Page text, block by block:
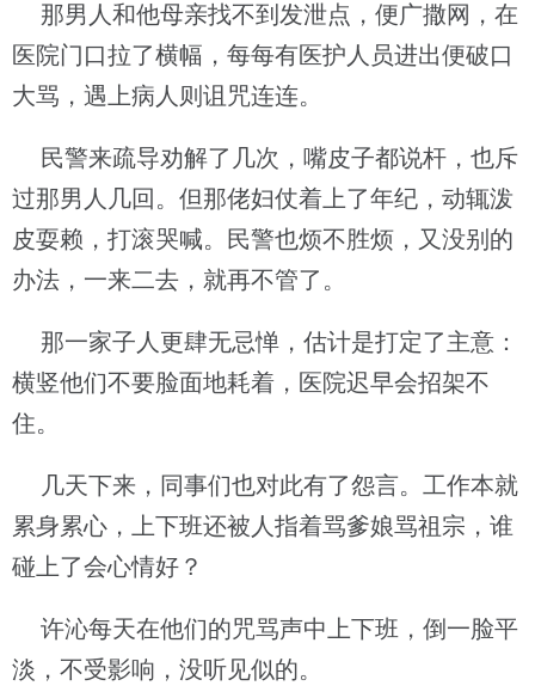
那男人和他母亲找不到发泄点，便广撒网，在
医院门口拉了横幅，每每有医护人员进出便破口
大骂，遇上病人则诅咒连连。
民警来疏导劝解了几次，嘴皮子都说杆，也斥
过那男人几回。但那佬妇仗着上了年纪，动辄泼
皮耍赖，打滚哭喊。民警也烦不胜烦，又没别的
办法，一来二去，就再不管了。
那一家子人更肆无忌惮，估计是打定了主意：
横竖他们不要脸面地耗着，医院迟早会招架不
住。
几天下来，同事们也对此有了怨言。工作本就
累身累心，上下班还被人指着骂爹娘骂祖宗，谁
碰上了会心情好？
许沁每天在他们的咒骂声中上下班，倒一脸平
淡，不受影响，没听见似的。